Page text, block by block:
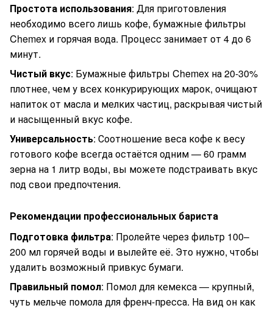
Простота использования: Для приготовления
необходимо всего лишь кофе, бумажные фильтры
Chemex и горячая вода. Процесс занимает от 4 до 6
минут.
Чистый вкус: Бумажные фильтры Chemex на 20-30%
плотнее, чем у всех конкурирующих марок, очищают
напиток от масла и мелких частиц, раскрывая чистый
и насыщенный вкус кофе.
Универсальность: Соотношение веса кофе к весу
готового кофе всегда остаётся одним — 60 грамм
зерна на 1 литр воды, вы можете подстраивать вкус
под свои предпочтения.
Рекомендации профессиональных бариста
Подготовка фильтра: Пролейте через фильтр 100–
200 мл горячей воды и вылейте её. Это нужно, чтобы
удалить возможный привкус бумаги.
Правильный помол: Помол для кемекса — крупный,
чуть мельче помола для френч-пресса. На вид он как